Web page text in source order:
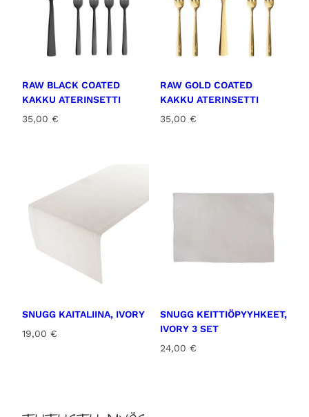
RAW BLACK COATED
KAKKU ATERINSETTI
35,00 €
RAW GOLD COATED
KAKKU ATERINSETTI
35,00 €
SNUGG KAITALIINA, IVORY
19,00 €
SNUGG KEITTIÖPYYHKEET,
IVORY 3 SET
24,00 €